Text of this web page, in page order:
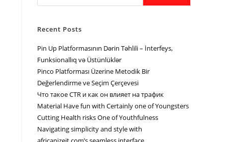
Recent Posts
Pin Up Platformasının Dərin Təhlili – İnterfeys,
Funksionallıq və Üstünlüklər
Pinco Platforması Üzerine Metodik Bir
Değerlendirme ve Seçim Çerçevesi
Что такое CTR и как он влияет на трафик
Material Have fun with Certainly one of Youngsters
Cutting Health risks One of Youthfulness
Navigating simplicity and style with